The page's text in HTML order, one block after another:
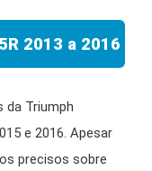
2013 a 2016
da Triumph
e 2016. Apesar
precisos sobre